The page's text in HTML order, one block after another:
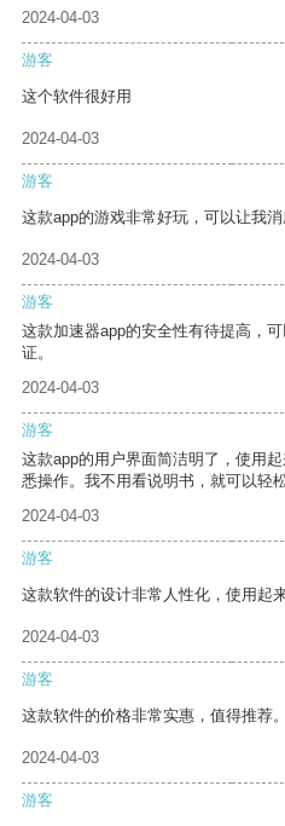
2024-04-03
游客
这个软件很好用
2024-04-03
游客
这款app的游戏非常好玩，可以让我消
2024-04-03
游客
这款加速器app的安全性有待提高，
证。
2024-04-03
游客
这款app的用户界面简洁明了，使用
悉操作。我不用看说明书，就可以轻
2024-04-03
游客
这款软件的设计非常人性化，使用起
2024-04-03
游客
这款软件的价格非常实惠，值得推荐。
2024-04-03
游客